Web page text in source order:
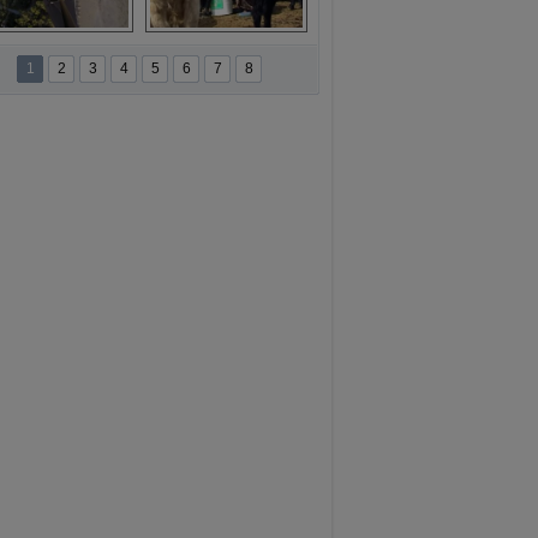
paraşütüne ilgi
artıyor
Hatice Gelin
belgeseli
1 2 3 4 5 6 7 8